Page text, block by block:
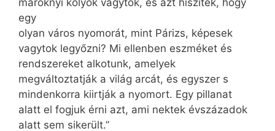
maroknyi kölyök vagytok, és azt hiszitek, hogy
egy
olyan város nyomorát, mint Párizs, képesek
vagytok legyőzni? Mi ellenben eszméket és
rendszereket alkotunk, amelyek
megváltoztatják a világ arcát, és egyszer s
mindenkorra kiirtják a nyomort. Egy pillanat
alatt el fogjuk érni azt, ami nektek évszázadok
alatt sem sikerült.”